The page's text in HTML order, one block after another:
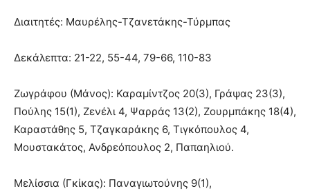
Διαιτητές: Μαυρέλης-Τζανετάκης-Τύρμπας
Δεκάλεπτα: 21-22, 55-44, 79-66, 110-83
Ζωγράφου (Μάνος): Καραμίντζος 20(3), Γράψας 23(3),
Πούλης 15(1), Ζενέλι 4, Ψαρράς 13(2), Ζουρμπάκης 18(4),
Καραστάθης 5, Τζαγκαράκης 6, Τιγκόπουλος 4,
Μουστακάτος, Ανδρεόπουλος 2, Παπαηλιού.
Μελίσσια (Γκίκας): Παναγιωτούνης 9(1),